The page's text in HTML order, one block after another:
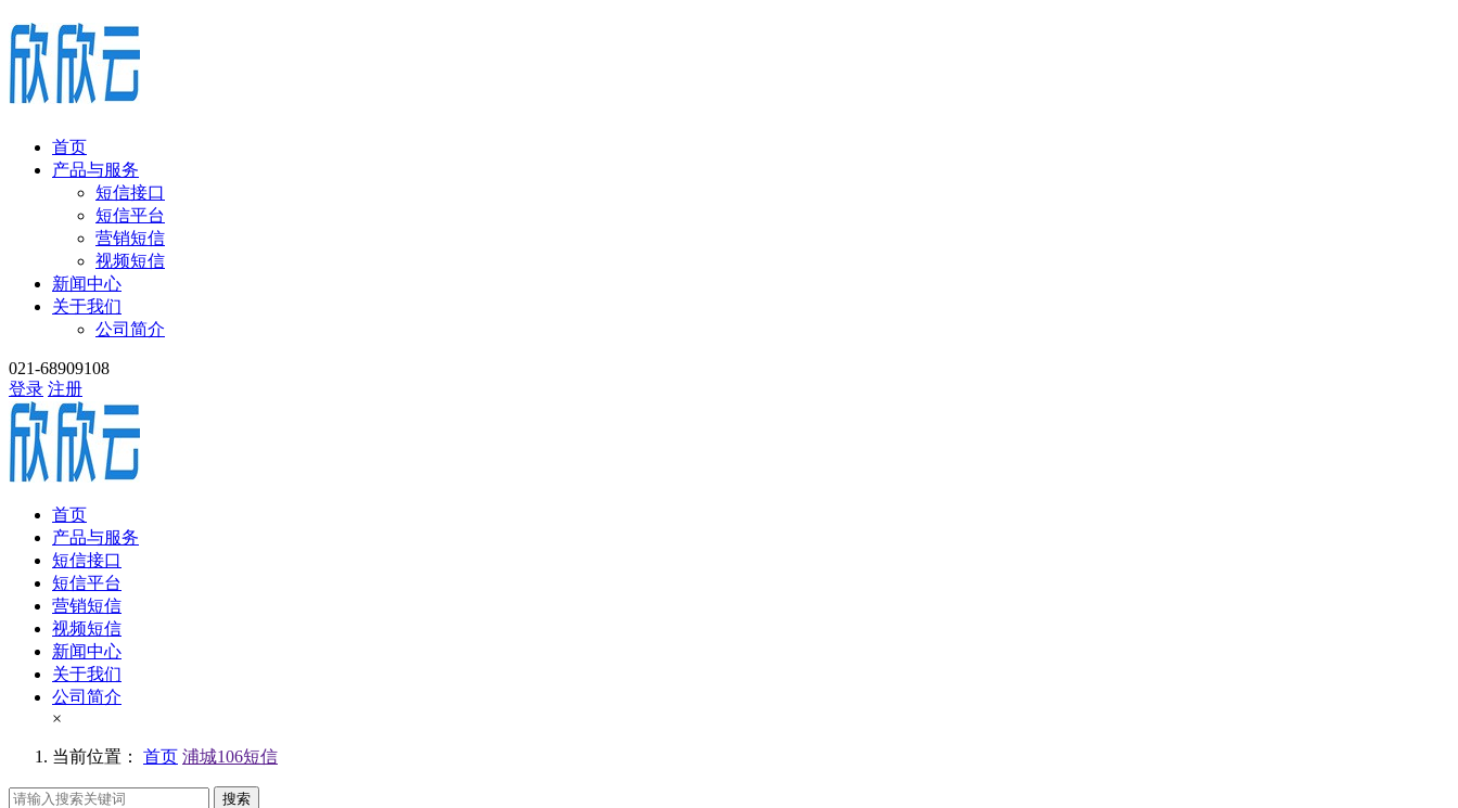
首页
产品与服务
短信接口
短信平台
营销短信
视频短信
新闻中心
关于我们
公司简介
021-68909108
登录 注册
首页
产品与服务
短信接口
短信平台
营销短信
视频短信
新闻中心
关于我们
公司简介
×
当前位置： 首页 浦城106短信
搜索